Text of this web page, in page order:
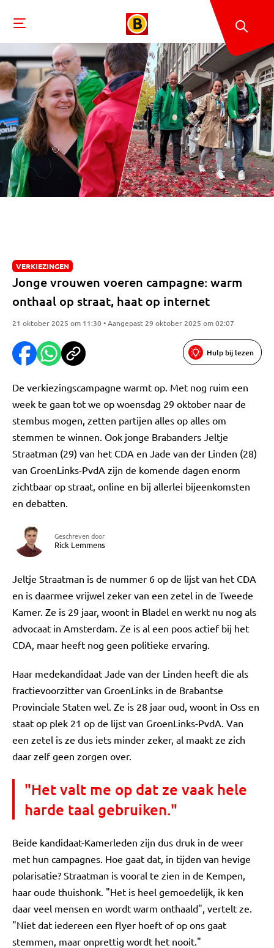
VERKIEZINGEN
Jonge vrouwen voeren campagne: warm
onthaal op straat, haat op internet
21 oktober 2025 om 11:30 • Aangepast 29 oktober 2025 om 02:07
Hulp bij lezen
De verkiezingscampagne warmt op. Met nog ruim een
week te gaan tot we op woensdag 29 oktober naar de
stembus mogen, zetten partijen alles op alles om
stemmen te winnen. Ook jonge Brabanders Jeltje
Straatman (29) van het CDA en Jade van der Linden (28)
van GroenLinks-PvdA zijn de komende dagen enorm
zichtbaar op straat, online en bij allerlei bijeenkomsten
en debatten.
Geschreven door
Rick Lemmens
Jeltje Straatman is de nummer 6 op de lijst van het CDA
en is daarmee vrijwel zeker van een zetel in de Tweede
Kamer. Ze is 29 jaar, woont in Bladel en werkt nu nog als
advocaat in Amsterdam. Ze is al een poos actief bij het
CDA, maar heeft nog geen politieke ervaring.
Haar medekandidaat Jade van der Linden heeft die als
fractievoorzitter van GroenLinks in de Brabantse
Provinciale Staten wel. Ze is 28 jaar oud, woont in Oss en
staat op plek 21 op de lijst van GroenLinks-PvdA. Van
een zetel is ze dus iets minder zeker, al maakt ze zich
daar zelf geen zorgen over.
"Het valt me op dat ze vaak hele
harde taal gebruiken."
Beide kandidaat-Kamerleden zijn dus druk in de weer
met hun campagnes. Hoe gaat dat, in tijden van hevige
polarisatie? Straatman is vooral te zien in de Kempen,
haar oude thuishonk. "Het is heel gemoedelijk, ik ken
daar veel mensen en wordt warm onthaald", vertelt ze.
"Niet dat iedereen een flyer hoeft of op ons gaat
stemmen, maar onprettig wordt het nooit."